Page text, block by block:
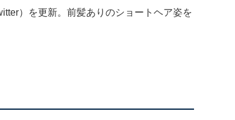
）を更新。前髪ありのショートヘア姿を